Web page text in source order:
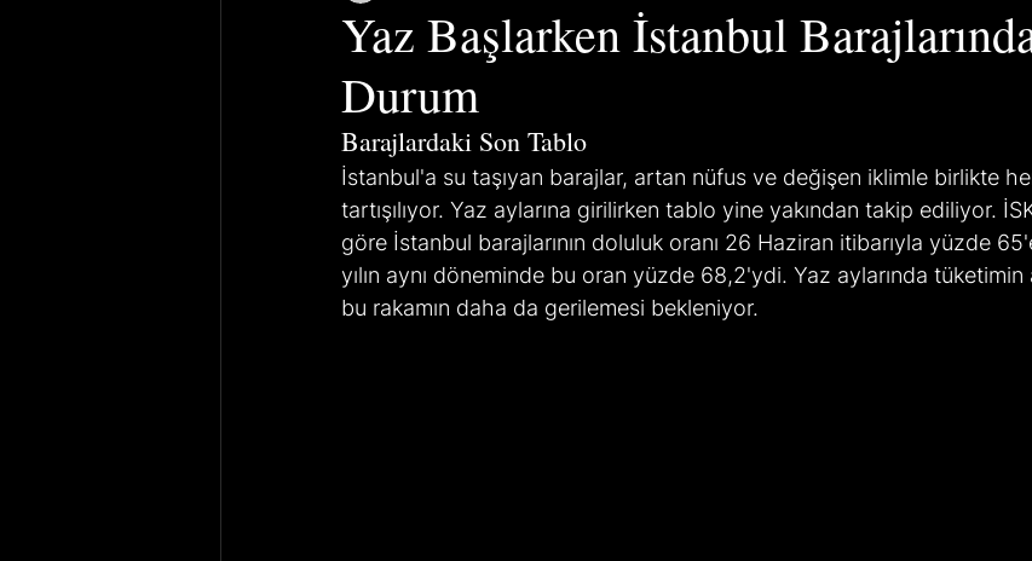
Yaz Başlarken İstanbul
Durum
Barajlardaki Son Tablo
İstanbul'a su taşıyan barajlar, artan nüfus ve değişen iklimle birlikte
tartışılıyor. Yaz aylarına girilirken tablo yine yakından takip ediliyor.
göre İstanbul barajlarının doluluk oranı 26 Haziran itibarıyla yüzde
yılın aynı döneminde bu oran yüzde 68,2'ydi. Yaz aylarında
bu rakamın daha da gerilemesi bekleniyor.